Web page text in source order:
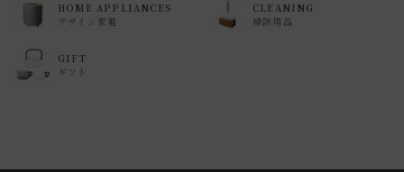
HOME APPLIANCES
デザイン家電
CLEANING
掃除用品
GIFT
ギフト